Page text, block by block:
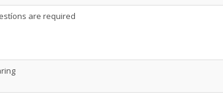
are required